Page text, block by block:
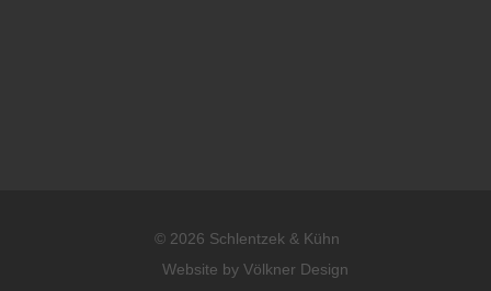
© 2026 Schlentzek & Kühn
Website by Völkner Design